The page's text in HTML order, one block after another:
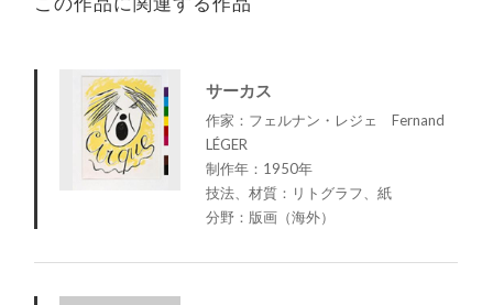
サーカス
作家：フェルナン・レジェ Fernand
LÉGER
制作年：1950年
技法、材質：リトグラフ、紙
分野：版画（海外）